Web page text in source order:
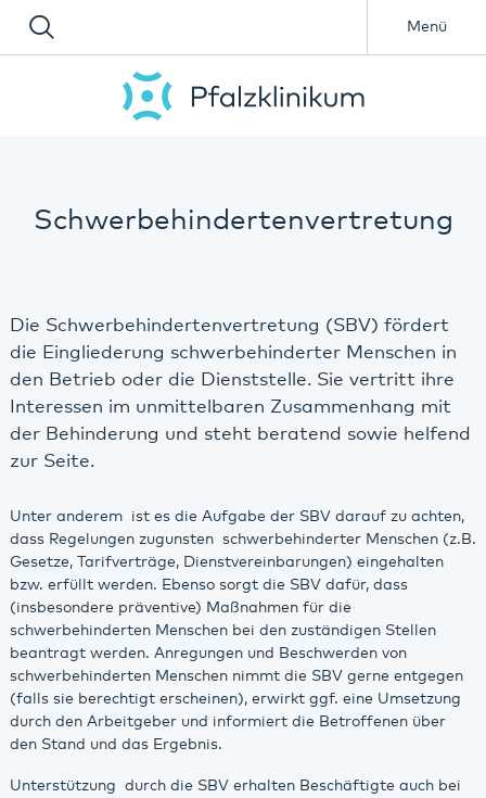
Menü
Schwerbehindertenvertretung
Die Schwerbehindertenvertretung (SBV) fördert
die Eingliederung schwerbehinderter Menschen in
den Betrieb oder die Dienststelle. Sie vertritt ihre
Interessen im unmittelbaren Zusammenhang mit
der Behinderung und steht beratend sowie helfend
zur Seite.
Unter anderem ist es die Aufgabe der SBV darauf zu achten,
dass Regelungen zugunsten schwerbehinderter Menschen (z.B.
Gesetze, Tarifverträge, Dienstvereinbarungen) eingehalten
bzw. erfüllt werden. Ebenso sorgt die SBV dafür, dass
(insbesondere präventive) Maßnahmen für die
schwerbehinderten Menschen bei den zuständigen Stellen
beantragt werden. Anregungen und Beschwerden von
schwerbehinderten Menschen nimmt die SBV gerne entgegen
(falls sie berechtigt erscheinen), erwirkt ggf. eine Umsetzung
durch den Arbeitgeber und informiert die Betroffenen über
den Stand und das Ergebnis.
Unterstützung durch die SBV erhalten Beschäftigte auch bei